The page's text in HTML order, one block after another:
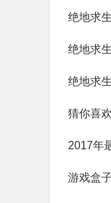
绝地求
绝地求
绝地求
猜你喜
2017年
游戏盒